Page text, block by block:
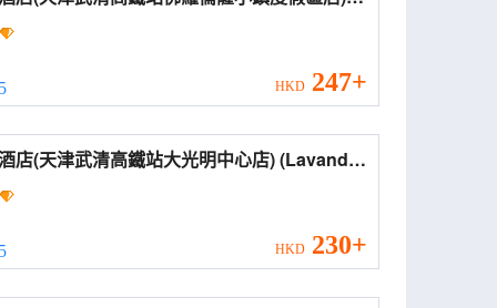
Joyce Coffetel (Tianjin Wuqing High-
HKD 247+
店(天津武清高鐵站大光明中心店) (Lavande
(Tianjin Wuqing High-speed Railway
HKD 230+